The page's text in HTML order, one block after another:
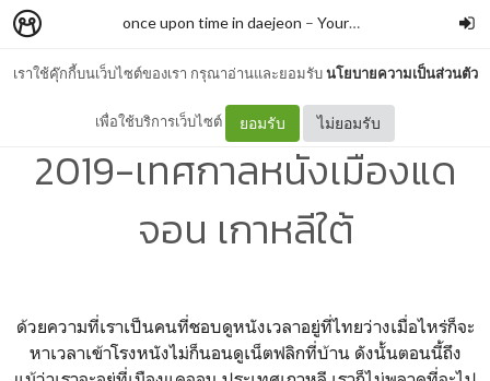
เราใช้คุ๊กกี้บนเว็บไซต์ของเรา กรุณาอ่านและยอมรับนโยบายความเป็นส่วนตัว
เพื่อใช้บริการเว็บไซต์ ยอมรับ ไม่ยอมรับ
once upon time in daejeon – Yourgirlree
-Daejoen cine rail festival
2019-เทศกาลหนังเมืองแด
จอน เกาหลีใต้
ด้วยความที่เราเป็นคนที่ชอบดูหนังเวลาอยู่ที่ไทยว่างเมื่อไหร่ก็จะ
หาเวลาเข้าโรงหนังไม่ก็นอนดูเน็ตฟลิกที่บ้าน ดังนั้นตอนนี้ถึง